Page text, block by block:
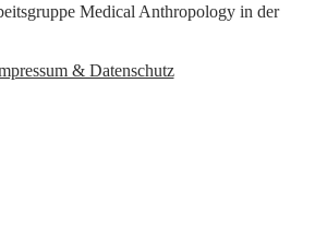
Medical Anthropology in der
& Datenschutz